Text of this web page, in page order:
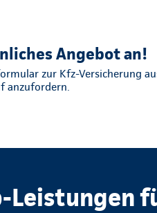
Angebot an!
zur Kfz-Versicherung
anzufordern.
Leistungen